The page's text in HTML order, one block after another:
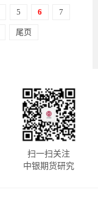
5 6 7
尾页
扫一扫关注
中银期货研究